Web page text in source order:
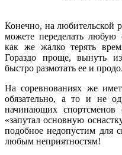
Конечно, на любительской
можете переделать любую
как же жалко терять
Гораздо проще, вынуть
быстро размотать ее и
На соревнованиях же
обязательно, а то и не
начинающих спортсменов
«запутал основную
подобное недопустим для
любым неприятностям!